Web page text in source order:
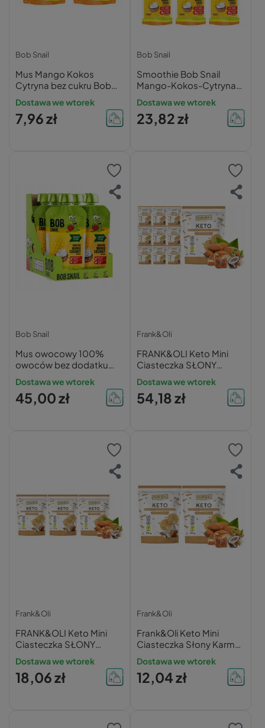
Bob Snail
Mus Mango Kokos
Cytryna bez cukru Bob
Snail
Dostawa we wtorek
7,96 zł
Bob Snail
Smoothie Bob Snail
Mango-Kokos-Cytryna
6x
Dostawa we wtorek
23,82 zł
Bob Snail
Mus owocowy 100%
owoców bez dodatku
cukru BOB SNAIL Mango
Kokos 10х120g
Dostawa we wtorek
45,00 zł
Frank&Oli
FRANK&OLI Keto Mini
Ciasteczka SŁONY
KARMEL KOKOS
MIGDAŁY Bez Cukru 90g
x9
Dostawa we wtorek
54,18 zł
Frank&Oli
FRANK&OLI Keto Mini
Ciasteczka SŁONY
KARMEL KOKOS
MIGDAŁY Bez Cukru 90g
x3
Dostawa we wtorek
18,06 zł
Frank&Oli
Frank&Oli Keto Mini
Ciasteczka Słony Karmel
Kokos Migdały 90g x2
Dostawa we wtorek
12,04 zł